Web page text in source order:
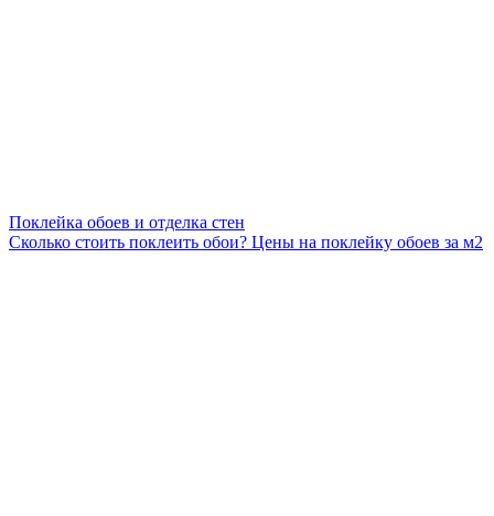
Поклейка обоев и отделка стен
Сколько стоить поклеить обои? Цены на поклейку обоев за м2